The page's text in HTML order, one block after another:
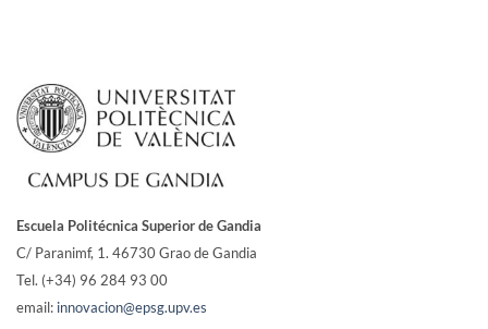
Escuela Politécnica Superior de Gandia
C/ Paranimf, 1. 46730 Grao de Gandia
Tel. (+34) 96 284 93 00
email: innovacion@epsg.upv.es